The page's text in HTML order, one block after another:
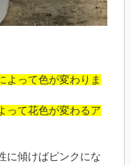
よって色が変わりま
って花色が変わるア
に傾けばピンクにな